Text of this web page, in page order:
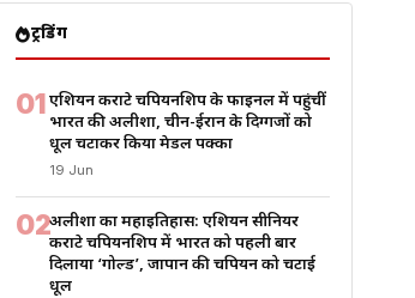
ट्रेंडिंग
01एशियन कराटे चैंपियनशिप के फाइनल में पहुंचीं
भारत की अलीशा, चीन-ईरान के दिग्गजों को
धूल चटाकर किया मेडल पक्का
19 Jun
02अलीशा का महाइतिहास: एशियन सीनियर
कराटे चैंपियनशिप में भारत को पहली बार
दिलाया ‘गोल्ड’, जापान की चैंपियन को चटाई
धूल